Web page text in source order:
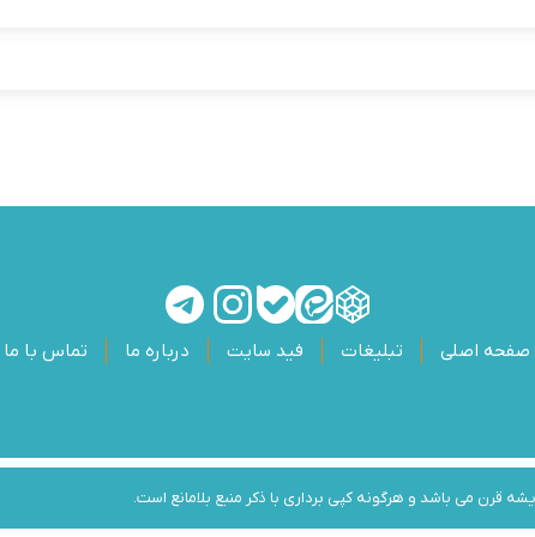
صفحه اصلی تبلیغات فید سایت درباره ما تماس با ما
قرن می باشد و هرگونه کپی برداری با ذکر منبع بلامانع است.